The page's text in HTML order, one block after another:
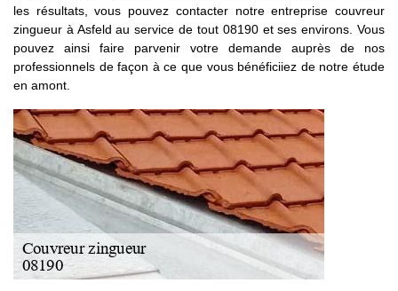
les résultats, vous pouvez contacter notre entreprise couvreur
zingueur à Asfeld au service de tout 08190 et ses environs. Vous
pouvez ainsi faire parvenir votre demande auprès de nos
professionnels de façon à ce que vous bénéficiiez de notre étude
en amont.